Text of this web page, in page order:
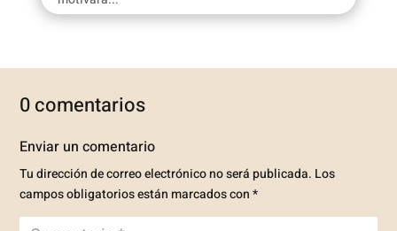
0 comentarios
Enviar un comentario
Tu dirección de correo electrónico no será publicada. Los
campos obligatorios están marcados con*